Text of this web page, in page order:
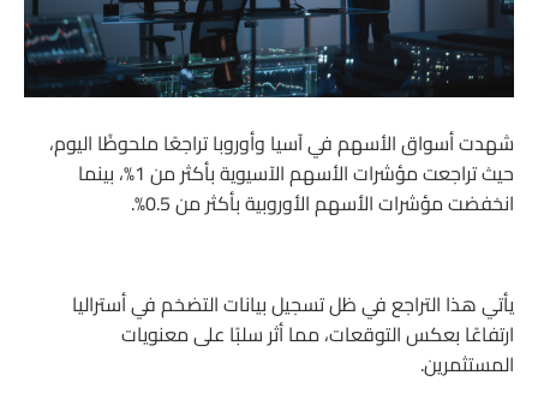
شهدت أسواق الأسهم في آسيا وأوروبا تراجعًا ملحوظًا اليوم،
حيث تراجعت مؤشرات الأسهم الآسيوية بأكثر من 1%، بينما
انخفضت مؤشرات الأسهم الأوروبية بأكثر من 0.5%.
يأتي هذا التراجع في ظل تسجيل بيانات التضخم في أستراليا
ارتفاعًا بعكس التوقعات، مما أثر سلبًا على معنويات
المستثمرين.